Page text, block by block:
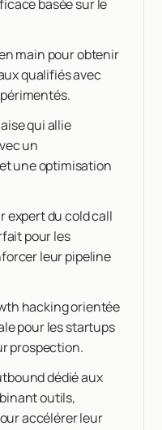
basée sur le
main pour obtenir
qualifiés avec
qui allie
un
une optimisation
expert du cold call
pour les
leur pipeline
hacking orientée
pour les startups
prospection.
dédié aux
outils,
accélérer leur